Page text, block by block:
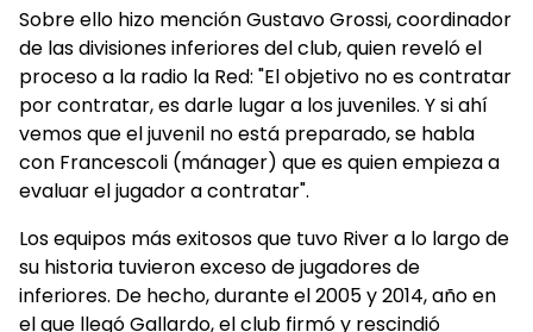
Sobre ello hizo mención Gustavo Grossi, coordinador
de las divisiones inferiores del club, quien reveló el
proceso a la radio la Red: "El objetivo no es contratar
por contratar, es darle lugar a los juveniles. Y si ahí
vemos que el juvenil no está preparado, se habla
con Francescoli (mánager) que es quien empieza a
evaluar el jugador a contratar".
Los equipos más exitosos que tuvo River a lo largo de
su historia tuvieron exceso de jugadores de
inferiores. De hecho, durante el 2005 y 2014, año en
el que llegó Gallardo, el club firmó y rescindió